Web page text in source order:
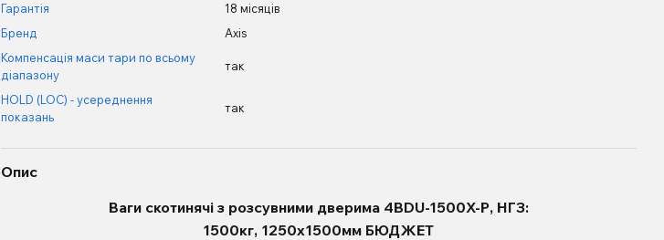
Гарантія
18 місяців
Бренд
Axis
Компенсація маси тари по всьому
діапазону
так
HOLD (LOC) - усереднення
показань
так
Опис
Ваги скотинячі з розсувними дверима 4BDU-1500X-Р, НГЗ:
1500кг, 1250х1500мм БЮДЖЕТ